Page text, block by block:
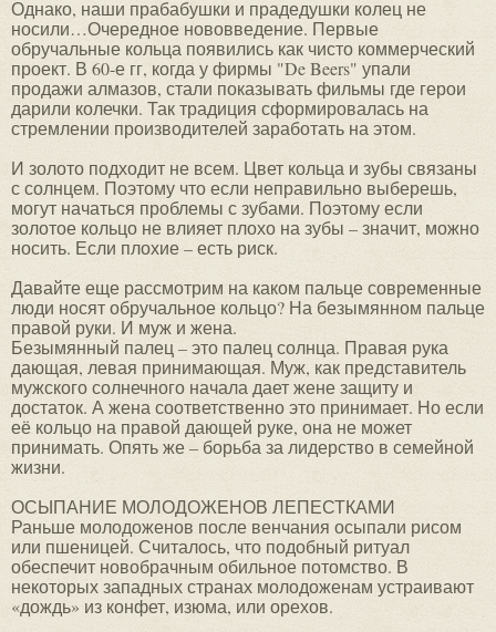
Однако, наши прабабушки и прадедушки колец не
носили…Очередное нововведение. Первые
обручальные кольца появились как чисто коммерческий
проект. В 60-е гг, когда у фирмы "De Beers" упали
продажи алмазов, стали показывать фильмы где герои
дарили колечки. Так традиция сформировалась на
стремлении производителей заработать на этом.
И золото подходит не всем. Цвет кольца и зубы связаны
с солнцем. Поэтому что если неправильно выберешь,
могут начаться проблемы с зубами. Поэтому если
золотое кольцо не влияет плохо на зубы – значит, можно
носить. Если плохие – есть риск.
Давайте еще рассмотрим на каком пальце современные
люди носят обручальное кольцо? На безымянном пальце
правой руки. И муж и жена.
Безымянный палец – это палец солнца. Правая рука
дающая, левая принимающая. Муж, как представитель
мужского солнечного начала дает жене защиту и
достаток. А жена соответственно это принимает. Но если
её кольцо на правой дающей руке, она не может
принимать. Опять же – борьба за лидерство в семейной
жизни.
ОСЫПАНИЕ МОЛОДОЖЕНОВ ЛЕПЕСТКАМИ
Раньше молодоженов после венчания осыпали рисом
или пшеницей. Считалось, что подобный ритуал
обеспечит новобрачным обильное потомство. В
некоторых западных странах молодоженам устраивают
«дождь» из конфет, изюма, или орехов.